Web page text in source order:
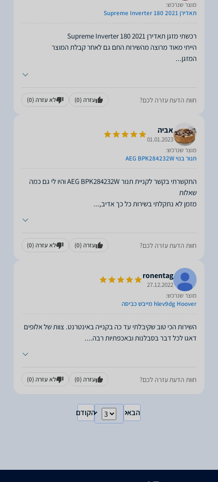
מוצר שנרכש:
תאדירן Supreme Inverter 180 2021
המזגן...
חוות הדעת עזרה לכם? עזרה (0) לא עזרה (0)
אביה
01.01.2023
מוצר שנרכש:
תנור בנוי AEG BPK284232W
התקשרתי בקשר לקניית תנור AEG BPK284232W והיו לי גם כמה
מזמן לא נתקלתי בשירות כל כך אדיב,...
חוות הדעת עזרה לכם? עזרה (0) לא עזרה (0)
ronentag
27.12.2022
מוצר שנרכש:
hlev9dg Hoover מייבש כביסה
השירות הכי טוב שקיבלתי עד כה בקנייה באינטרנט. צוות של אלופים
דאגו לכל דבר בסבלנות ובאכפתיות רבה....
חוות הדעת עזרה לכם? עזרה (0) לא עזרה (0)
הבא הקודם